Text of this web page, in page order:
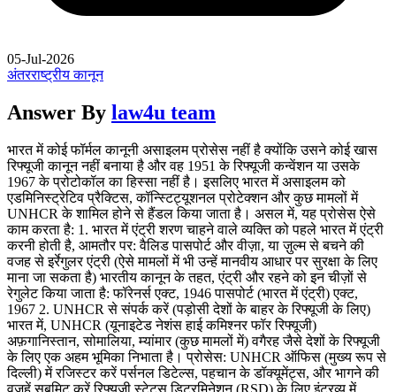
05-Jul-2026
अंतरराष्ट्रीय कानून
Answer By law4u team
भारत में कोई फॉर्मल कानूनी असाइलम प्रोसेस नहीं है क्योंकि उसने कोई खास
रिफ्यूजी कानून नहीं बनाया है और वह 1951 के रिफ्यूजी कन्वेंशन या उसके
1967 के प्रोटोकॉल का हिस्सा नहीं है। इसलिए भारत में असाइलम को
एडमिनिस्ट्रेटिव प्रैक्टिस, कॉन्स्टिट्यूशनल प्रोटेक्शन और कुछ मामलों में
UNHCR के शामिल होने से हैंडल किया जाता है। असल में, यह प्रोसेस ऐसे
काम करता है: 1. भारत में एंट्री शरण चाहने वाले व्यक्ति को पहले भारत में एंट्री
करनी होती है, आमतौर पर: वैलिड पासपोर्ट और वीज़ा, या ज़ुल्म से बचने की
वजह से इर्रेगुलर एंट्री (ऐसे मामलों में भी उन्हें मानवीय आधार पर सुरक्षा के लिए
माना जा सकता है) भारतीय कानून के तहत, एंट्री और रहने को इन चीज़ों से
रेगुलेट किया जाता है: फॉरेनर्स एक्ट, 1946 पासपोर्ट (भारत में एंट्री) एक्ट,
1967 2. UNHCR से संपर्क करें (पड़ोसी देशों के बाहर के रिफ्यूजी के लिए)
भारत में, UNHCR (यूनाइटेड नेशंस हाई कमिश्नर फॉर रिफ्यूजी)
अफ़गानिस्तान, सोमालिया, म्यांमार (कुछ मामलों में) वगैरह जैसे देशों के रिफ्यूजी
के लिए एक अहम भूमिका निभाता है। प्रोसेस: UNHCR ऑफिस (मुख्य रूप से
दिल्ली) में रजिस्टर करें पर्सनल डिटेल्स, पहचान के डॉक्यूमेंट्स, और भागने की
वजहें सबमिट करें रिफ्यूजी स्टेटस डिटरमिनेशन (RSD) के लिए इंटरव्यू में